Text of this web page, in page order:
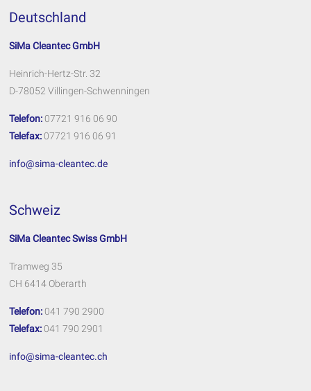
Deutschland
SiMa Cleantec GmbH
Heinrich-Hertz-Str. 32
D-78052 Villingen-Schwenningen
Telefon: 07721 916 06 90
Telefax: 07721 916 06 91
info@sima-cleantec.de
Schweiz
SiMa Cleantec Swiss GmbH
Tramweg 35
CH 6414 Oberarth
Telefon: 041 790 2900
Telefax: 041 790 2901
info@sima-cleantec.ch